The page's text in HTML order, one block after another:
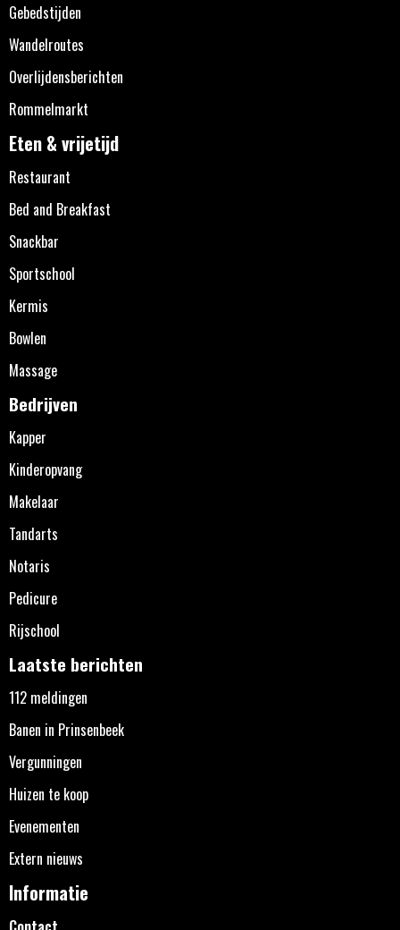
Gebedstijden
Wandelroutes
Overlijdensberichten
Rommelmarkt
Eten & vrijetijd
Restaurant
Bed and Breakfast
Snackbar
Sportschool
Kermis
Bowlen
Massage
Bedrijven
Kapper
Kinderopvang
Makelaar
Tandarts
Notaris
Pedicure
Rijschool
Laatste berichten
112 meldingen
Banen in Prinsenbeek
Vergunningen
Huizen te koop
Evenementen
Extern nieuws
Informatie